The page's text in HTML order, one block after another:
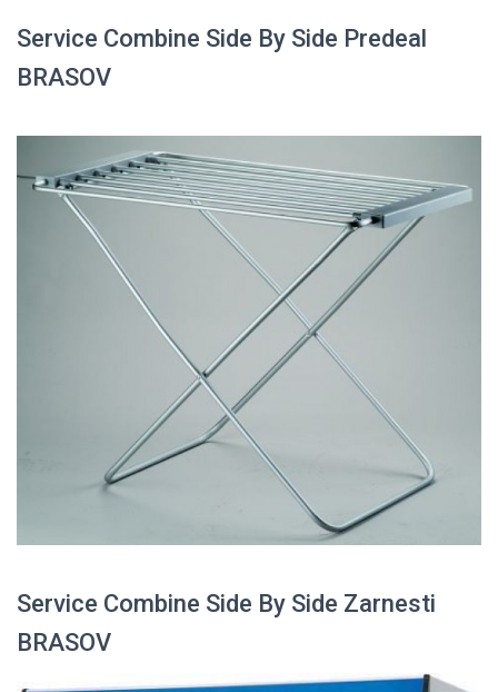
Service Combine Side By Side Predeal
BRASOV
Service Combine Side By Side Zarnesti
BRASOV